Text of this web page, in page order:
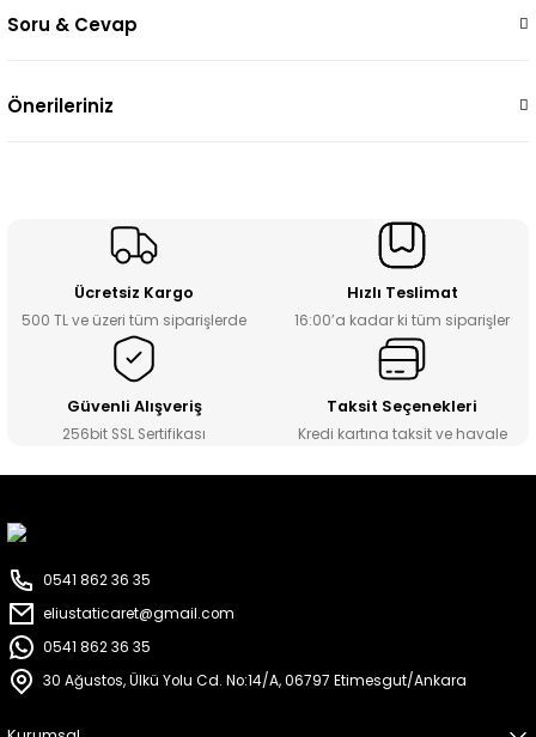
Soru & Cevap
Önerileriniz
Ücretsiz Kargo
500 TL ve üzeri tüm siparişlerde
Hızlı Teslimat
16:00’a kadar ki tüm siparişler
Güvenli Alışveriş
256bit SSL Sertifikası
Taksit Seçenekleri
Kredi kartına taksit ve havale
0541 862 36 35
eliustaticaret@gmail.com
0541 862 36 35
30 Ağustos, Ülkü Yolu Cd. No:14/A, 06797 Etimesgut/Ankara